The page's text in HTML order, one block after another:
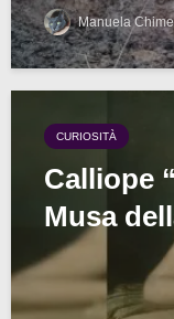
Manuela
CURIOSITÀ
Calliope
Musa